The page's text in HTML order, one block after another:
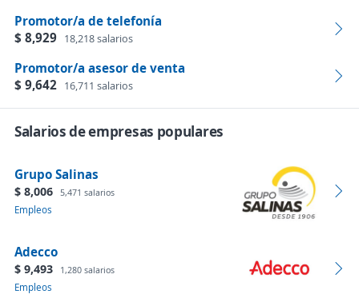
Promotor/a de telefonía
$ 8,929 18,218 salarios
Promotor/a asesor de venta
$ 9,642 16,711 salarios
Salarios de empresas populares
Grupo Salinas
$ 8,006 5,471 salarios
Empleos
Adecco
$ 9,493 1,280 salarios
Empleos